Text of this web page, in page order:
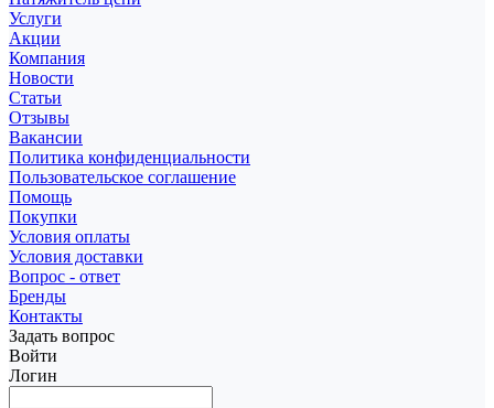
Услуги
Акции
Компания
Новости
Статьи
Отзывы
Вакансии
Политика конфиденциальности
Пользовательское соглашение
Помощь
Покупки
Условия оплаты
Условия доставки
Вопрос - ответ
Бренды
Контакты
Задать вопрос
Войти
Логин